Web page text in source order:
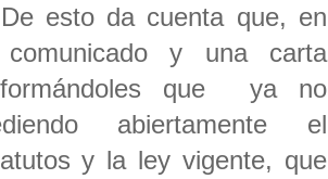
esto da cuenta que, en
y una carta
que ya no
abiertamente el
y la ley vigente, que